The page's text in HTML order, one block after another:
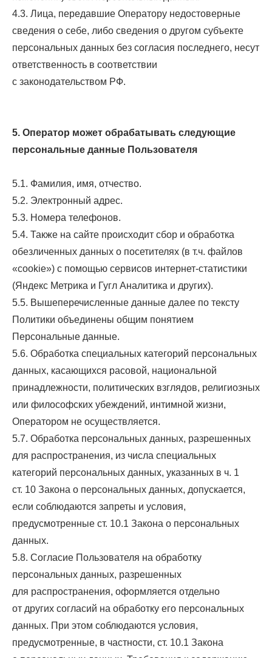
4.3. Лица, передавшие Оператору недостоверные
сведения о себе, либо сведения о другом субъекте
персональных данных без согласия последнего, несут
ответственность в соответствии
с законодательством РФ.
5. Оператор может обрабатывать следующие
персональные данные Пользователя
5.1. Фамилия, имя, отчество.
5.2. Электронный адрес.
5.3. Номера телефонов.
5.4. Также на сайте происходит сбор и обработка
обезличенных данных о посетителях (в т.ч. файлов
«cookie») с помощью сервисов интернет-статистики
(Яндекс Метрика и Гугл Аналитика и других).
5.5. Вышеперечисленные данные далее по тексту
Политики объединены общим понятием
Персональные данные.
5.6. Обработка специальных категорий персональных
данных, касающихся расовой, национальной
принадлежности, политических взглядов, религиозных
или философских убеждений, интимной жизни,
Оператором не осуществляется.
5.7. Обработка персональных данных, разрешенных
для распространения, из числа специальных
категорий персональных данных, указанных в ч. 1
ст. 10 Закона о персональных данных, допускается,
если соблюдаются запреты и условия,
предусмотренные ст. 10.1 Закона о персональных
данных.
5.8. Согласие Пользователя на обработку
персональных данных, разрешенных
для распространения, оформляется отдельно
от других согласий на обработку его персональных
данных. При этом соблюдаются условия,
предусмотренные, в частности, ст. 10.1 Закона